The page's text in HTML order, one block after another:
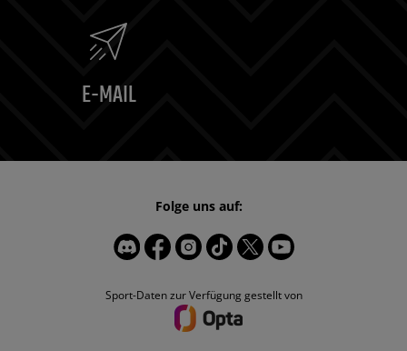
E-MAIL
Sport-Daten zur Verfügung gestellt von
Folge uns auf: